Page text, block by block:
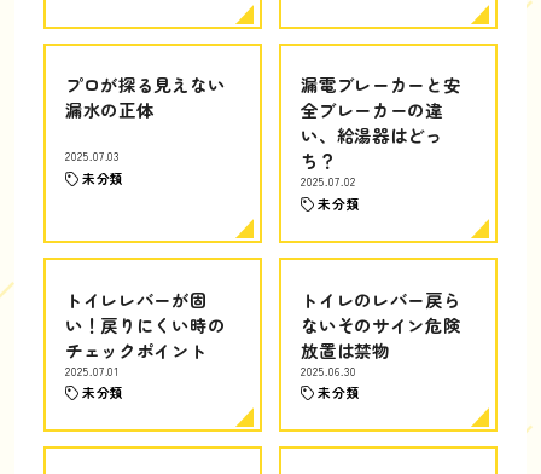
プロが探る見えない
漏水の正体
2025.07.03
未分類
漏電ブレーカーと安
全ブレーカーの違
い、給湯器はどっ
ち？
2025.07.02
未分類
トイレレバーが固
い！戻りにくい時の
チェックポイント
2025.07.01
未分類
トイレのレバー戻ら
ないそのサイン危険
放置は禁物
2025.06.30
未分類